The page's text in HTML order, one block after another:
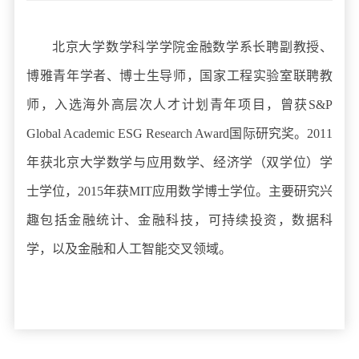
北京大学数学科学学院金融数学系长聘副教授、
博雅青年学者、博士生导师，国家工程实验室联聘教
师，入选海外高层次人才计划青年项目，曾获S&P
Global Academic ESG Research Award国际研究奖。2011
年获北京大学数学与应用数学、经济学（双学位）学
士学位，2015年获MIT应用数学博士学位。主要研究兴
趣包括金融统计、金融科技，可持续投资，数据科
学，以及金融和人工智能交叉领域。